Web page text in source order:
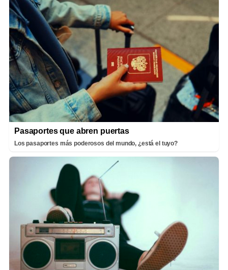
Pasaportes que abren puertas
Los pasaportes más poderosos del mundo, ¿está el tuyo?